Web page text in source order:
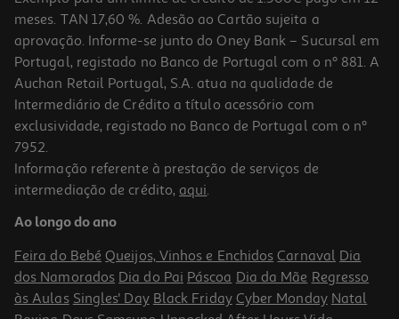
Discos Externos 2.5" Wd Elements Black 5tb
189.99 €/un
189,99 €
meses. TAN 17,60 %. Adesão ao Cartão sujeita a
aprovação. Informe-se junto do Oney Bank – Sucursal em
Portugal, registado no Banco de Portugal com o nº 881. A
Auchan Retail Portugal, S.A. atua na qualidade de
Intermediário de Crédito a título acessório com
exclusividade, registado no Banco de Portugal com o nº
7952.
Informação referente à prestação de serviços de
intermediação de crédito, aqui.
Ao longo do ano
Feira do Bebé Queijos, Vinhos e Enchidos Carnaval Dia
dos Namorados Dia do Pai Páscoa Dia da Mãe Regresso
às Aulas Singles' Day Black Friday Cyber Monday Natal